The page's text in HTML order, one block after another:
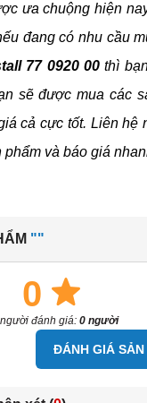
ưa chuộng hiện
đang có nhu cầu
77 0920 00 thì
sẽ được mua các
cả cực tốt. Liên hệ
và báo giá
""
0
đánh giá: 0 người
ĐÁNH GIÁ SẢN